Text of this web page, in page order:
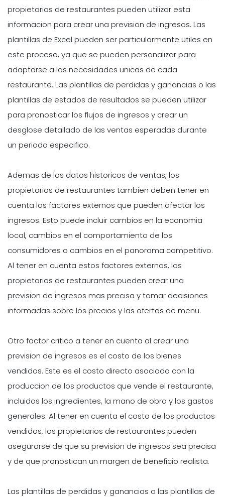
propietarios de restaurantes pueden utilizar esta
informacion para crear una prevision de ingresos. Las
plantillas de Excel pueden ser particularmente utiles en
este proceso, ya que se pueden personalizar para
adaptarse a las necesidades unicas de cada
restaurante. Las plantillas de perdidas y ganancias o las
plantillas de estados de resultados se pueden utilizar
para pronosticar los flujos de ingresos y crear un
desglose detallado de las ventas esperadas durante
un periodo especifico.
Ademas de los datos historicos de ventas, los
propietarios de restaurantes tambien deben tener en
cuenta los factores externos que pueden afectar los
ingresos. Esto puede incluir cambios en la economia
local, cambios en el comportamiento de los
consumidores o cambios en el panorama competitivo.
Al tener en cuenta estos factores externos, los
propietarios de restaurantes pueden crear una
prevision de ingresos mas precisa y tomar decisiones
informadas sobre los precios y las ofertas de menu.
Otro factor critico a tener en cuenta al crear una
prevision de ingresos es el costo de los bienes
vendidos. Este es el costo directo asociado con la
produccion de los productos que vende el restaurante,
incluidos los ingredientes, la mano de obra y los gastos
generales. Al tener en cuenta el costo de los productos
vendidos, los propietarios de restaurantes pueden
asegurarse de que su prevision de ingresos sea precisa
y de que pronostican un margen de beneficio realista.
Las plantillas de perdidas y ganancias o las plantillas de